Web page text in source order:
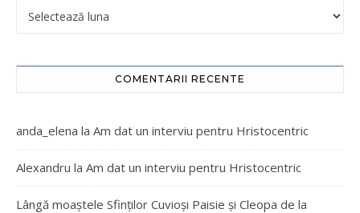
COMENTARII RECENTE
anda_elena la Am dat un interviu pentru Hristocentric
Alexandru la Am dat un interviu pentru Hristocentric
Lângă moaștele Sfinților Cuvioși Paisie și Cleopa de la